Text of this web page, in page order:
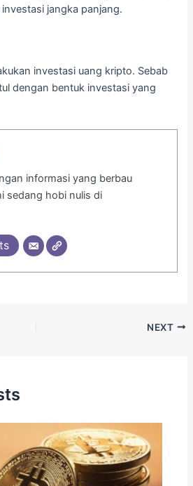
jangka panjang.
investasi uang kripto. Sebab
dengan bentuk investasi yang
informasi yang berbau
sedang hobi nulis di
NEXT